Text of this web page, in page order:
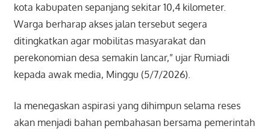
kota kabupaten sepanjang sekitar 10,4 kilometer.
Warga berharap akses jalan tersebut segera
ditingkatkan agar mobilitas masyarakat dan
perekonomian desa semakin lancar,” ujar Rumiadi
kepada awak media, Minggu (5/7/2026).
Ia menegaskan aspirasi yang dihimpun selama reses
akan menjadi bahan pembahasan bersama pemerintah